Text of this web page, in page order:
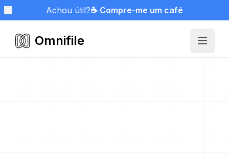
Achou útil?☕ Compre-me um café
Omnifile